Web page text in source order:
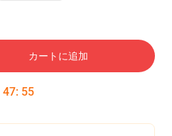
カートに追加
47: 54